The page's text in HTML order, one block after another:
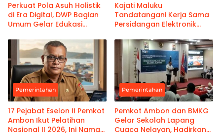
Perkuat Pola Asuh Holistik
di Era Digital, DWP Bagian
Umum Gelar Edukasi
Kajati Maluku
Tandatangani Kerja Sama
Persidangan Elektronik
Kanwil Pemasyarakatan
Maluku
Pemerintahan
17 Pejabat Eselon II Pemkot
Ambon Ikut Pelatihan
Nasional II 2026, Ini Nama-
Pemerintahan
Pemkot Ambon dan BMKG
Gelar Sekolah Lapang
Cuaca Nelayan, Hadirkan